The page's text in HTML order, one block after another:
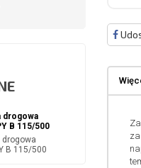
drogowa
B 115/500
drogowa
B 115/500